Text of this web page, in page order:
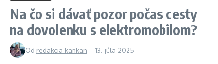
Na čo si dávať pozor počas cesty
na dovolenku s elektromobilom?
Od redakcia kankan 13. júla 2025